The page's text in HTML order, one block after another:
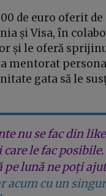
de euro oferit
și Visa, în
și le oferă
mentorat
gata să le
nu se fac din
le fac posibile.
pe lună ne poți
acum cu un